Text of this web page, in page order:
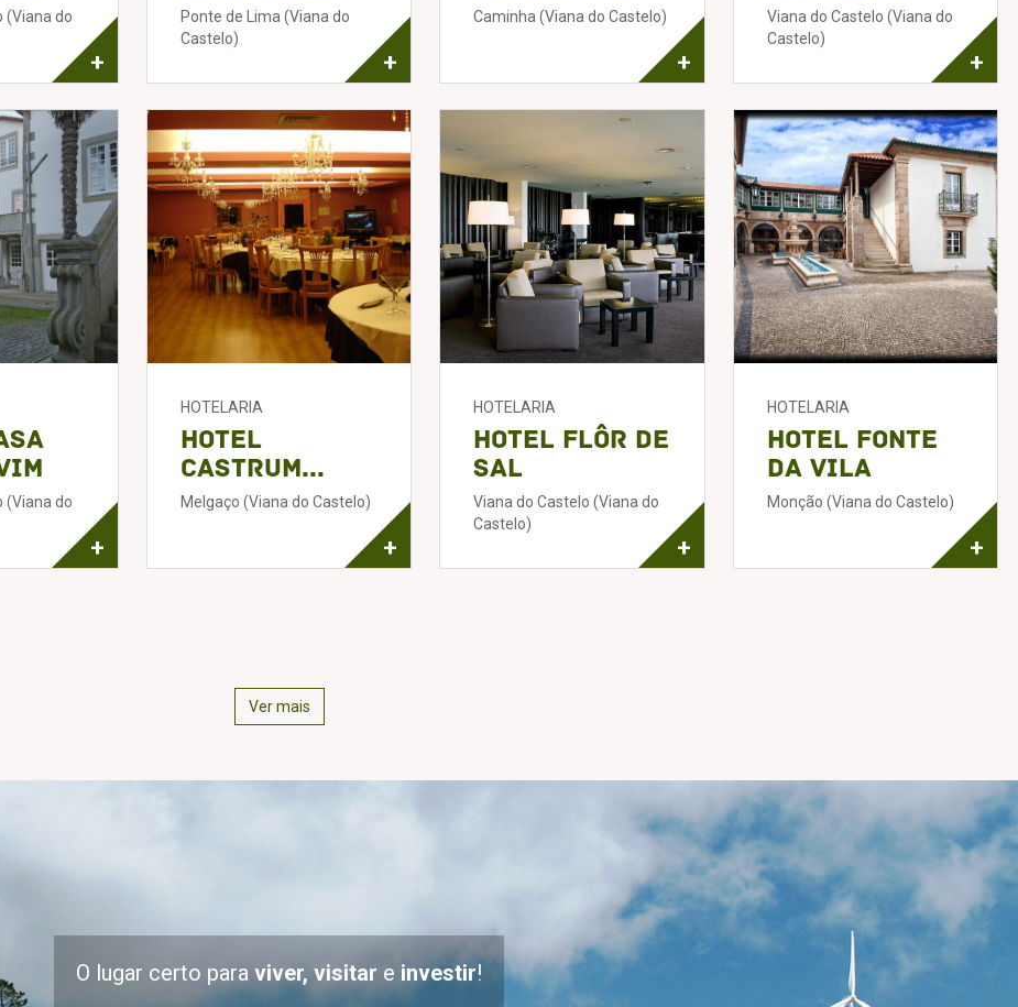
(Viana do
+
Ponte de Lima (Viana do
Castelo)
+
Caminha (Viana do Castelo)
+
Viana do Castelo (Viana do
Castelo)
+
(Viana do
+
HOTELARIA
Hotel
Castrum...
Melgaço (Viana do Castelo)
+
HOTELARIA
Hotel Flôr de
Sal
Viana do Castelo (Viana do
Castelo)
+
HOTELARIA
Hotel Fonte
da Vila
Monção (Viana do Castelo)
+
Ver mais
O lugar certo para viver, visitar e investir!